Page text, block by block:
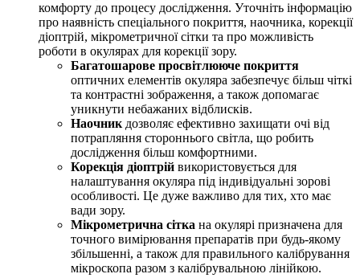
комфорту до процесу дослідження. Уточніть інформацію
про наявність спеціального покриття, наочника, корекції
діоптрій, мікрометричної сітки та про можливість
роботи в окулярах для корекції зору.
Багатошарове просвітлююче покриття
оптичних елементів окуляра забезпечує більш чіткі
та контрастні зображення, а також допомагає
уникнути небажаних відблисків.
Наочник дозволяє ефективно захищати очі від
потрапляння стороннього світла, що робить
дослідження більш комфортними.
Корекція діоптрій використовується для
налаштування окуляра під індивідуальні зорові
особливості. Це дуже важливо для тих, хто має
вади зору.
Мікрометрична сітка на окулярі призначена для
точного вимірювання препаратів при будь-якому
збільшенні, а також для правильного калібрування
мікроскопа разом з калібрувальною лінійкою.